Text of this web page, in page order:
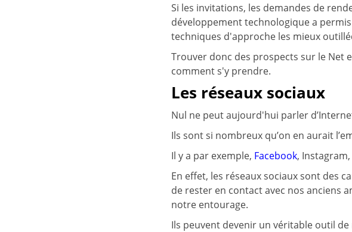
Si les invitations, les demandes de
développement technologique a
techniques d'approche les mieux
Trouver donc des prospects sur le Net
comment s'y prendre.
Les réseaux sociaux
Nul ne peut aujourd'hui parler
Ils sont si nombreux qu’on en aurait
Il y a par exemple, Facebook,
En effet, les réseaux sociaux sont des
de rester en contact avec nos anciens
notre entourage.
Ils peuvent devenir un véritable outil de